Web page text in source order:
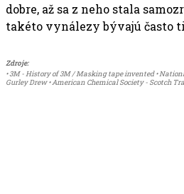
dobre, až sa z neho stala
takéto vynálezy bývajú často
Zdroje:
• 3M - History of 3M / Masking tape invented •
Gurley Drew • American Chemical Society - Scotch